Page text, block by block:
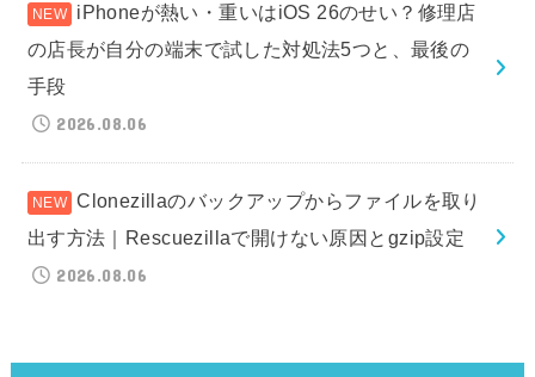
iPhoneが熱い・重いはiOS 26のせい？修理店
の店長が自分の端末で試した対処法5つと、最後の
手段
2026.08.06
Clonezillaのバックアップからファイルを取り
出す方法｜Rescuezillaで開けない原因とgzip設定
2026.08.06